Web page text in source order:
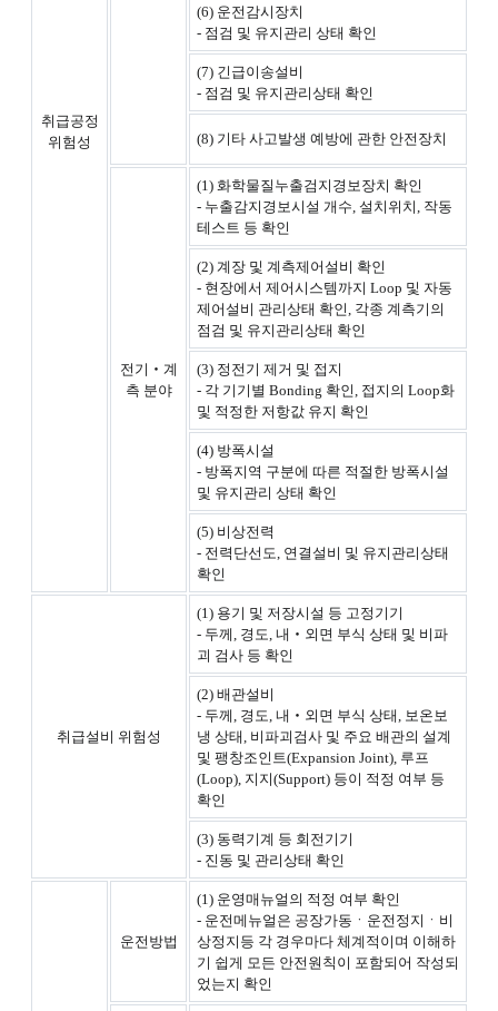
취급공정
위험성
(6) 운전감시장치
- 점검 및 유지관리 상태 확인
(7) 긴급이송설비
- 점검 및 유지관리상태 확인
(8) 기타 사고발생 예방에 관한 안전장치
전기‧계
측 분야
(1) 화학물질누출검지경보장치 확인
- 누출감지경보시설 개수, 설치위치, 작동
테스트 등 확인
(2) 계장 및 계측제어설비 확인
- 현장에서 제어시스템까지 Loop 및 자동
제어설비 관리상태 확인, 각종 계측기의
점검 및 유지관리상태 확인
(3) 정전기 제거 및 접지
- 각 기기별 Bonding 확인, 접지의 Loop화
및 적정한 저항값 유지 확인
(4) 방폭시설
- 방폭지역 구분에 따른 적절한 방폭시설
및 유지관리 상태 확인
(5) 비상전력
- 전력단선도, 연결설비 및 유지관리상태
확인
취급설비 위험성
(1) 용기 및 저장시설 등 고정기기
- 두께, 경도, 내‧외면 부식 상태 및 비파
괴 검사 등 확인
(2) 배관설비
- 두께, 경도, 내‧외면 부식 상태, 보온보
냉 상태, 비파괴검사 및 주요 배관의 설계
및 팽창조인트(Expansion Joint), 루프
(Loop), 지지(Support) 등이 적정 여부 등
확인
(3) 동력기계 등 회전기기
- 진동 및 관리상태 확인
운전방법
(1) 운영매뉴얼의 적정 여부 확인
- 운전메뉴얼은 공장가동ㆍ운전정지ㆍ비
상정지등 각 경우마다 체계적이며 이해하
기 쉽게 모든 안전원칙이 포함되어 작성되
었는지 확인